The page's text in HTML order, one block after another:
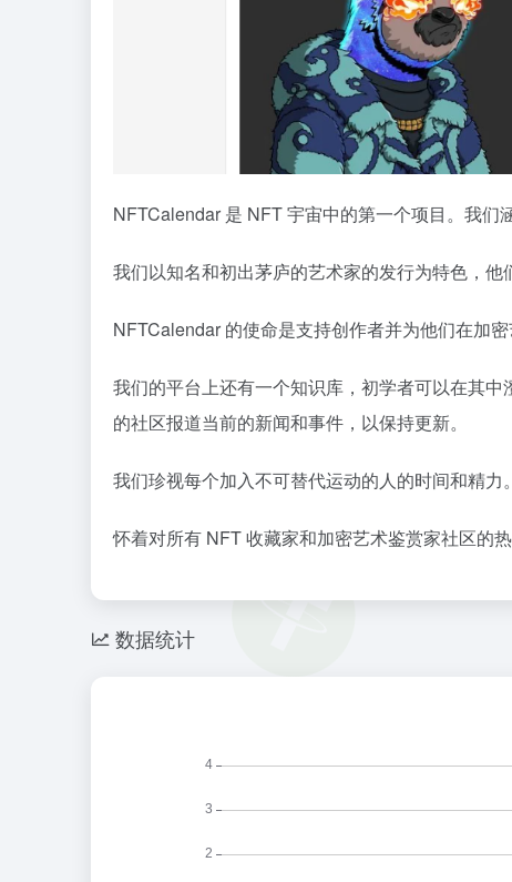
NFTCalendar 是 NFT 宇宙中的第一个项目。我们
我们以知名和初出茅庐的艺术家的发行为特色，他
NFTCalendar 的使命是支持创作者并为他们在加
我们的平台上还有一个知识库，初学者可以在其
的社区报道当前的新闻和事件，以保持更新。
我们珍视每个加入不可替代运动的人的时间和精
怀着对所有 NFT 收藏家和加密艺术鉴赏家社区的热
数据统计